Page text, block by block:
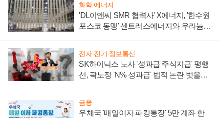
화학·에너지
'DL이앤씨 SMR 협력사' X에너지, '한수원
포스코 동맹' 센트러스에너지와 우라늄
전자·전기·정보통신
SK하이닉스 노사 '성과급 주식지급' 평행
선, 곽노정 'N% 성과급' 법적 논란 벗을지
금융
우체국 '매일이자 파킹통장' 5만 계좌 한